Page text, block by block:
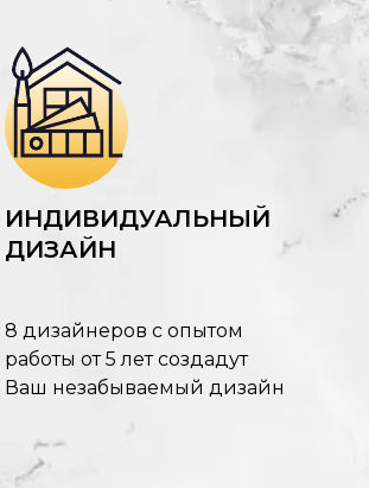
ИНДИВИДУАЛЬНЫЙ
ДИЗАЙН
8 дизайнеров с опытом
работы от 5 лет создадут
Ваш незабываемый дизайн